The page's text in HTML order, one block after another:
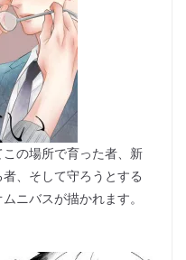
この場所で育った者、新
、そして守ろうとする
ニバスが描かれます。